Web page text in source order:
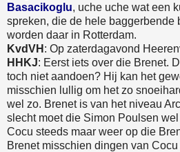
Basacikoglu, uche uche wat een
spreken, die de hele baggerbende
worden daar in Rotterdam.
KvdVH : Op zaterdagavond
HHKJ: Eerst iets over die Brenet.
toch niet aandoen? Hij kan het
misschien lullig om het zo
wel zo. Brenet is van het niveau
slecht moet die Simon Poulsen
Cocu steeds maar weer op die
Brenet misschien dingen van